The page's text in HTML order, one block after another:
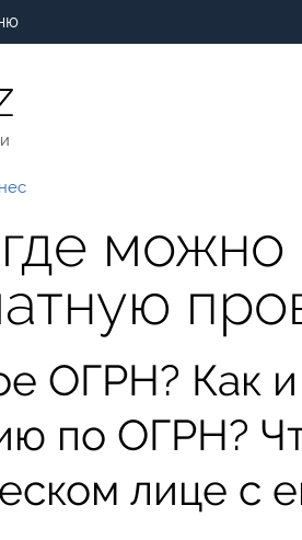
ОГРН? Как
по ОГРН?
лице с